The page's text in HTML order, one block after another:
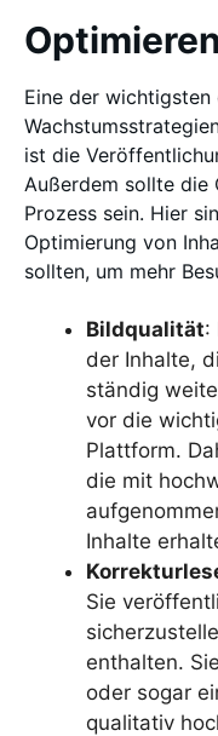
Eine der wichtigsten
ist die
Außerdem sollte die
Prozess sein. Hier
Optimierung von
sollten, um mehr
Bildqualität:
der Inhalte,
ständig
vor die
Plattform.
die mit
Inhalte
Sie
enthalten.
oder sogar
qualitativ